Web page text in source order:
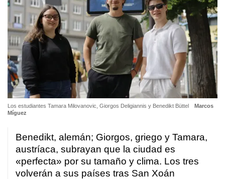
Los estudiantes Tamara Milovanovic, Giorgos Deligiannis y Benedikt Büttel
Marcos
Míguez
Benedikt, alemán; Giorgos, griego y Tamara,
austríaca, subrayan que la ciudad es
«perfecta» por su tamaño y clima. Los tres
volverán a sus países tras San Xoán